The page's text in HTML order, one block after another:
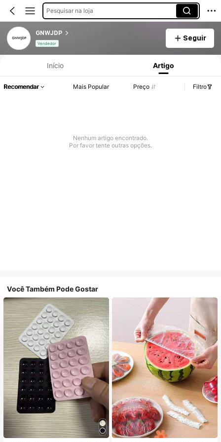
Pesquisar na loja
GNWJDP
Vendedor
Seguir
Informações do Produto: Divulgação de Preço, Vendas e Detalhes de Stock.
Início Artigo
Recomendar Mais Popular Preço Filtro
Nenhum artigo encontrado.
Por favor tente outras opções.
Você Também Pode Gostar